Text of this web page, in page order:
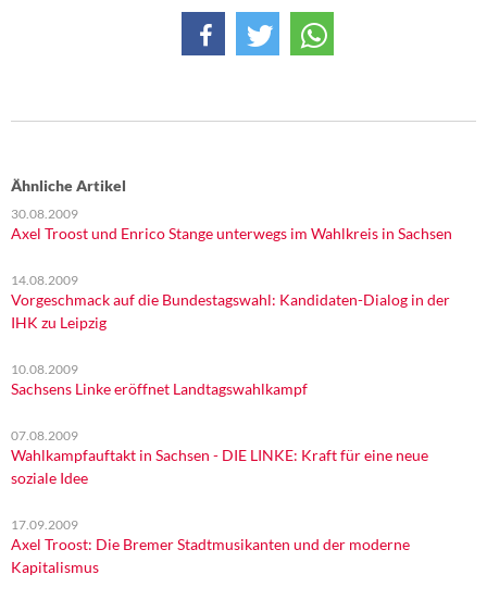
Ähnliche Artikel
30.08.2009
Axel Troost und Enrico Stange unterwegs im Wahlkreis in Sachsen
14.08.2009
Vorgeschmack auf die Bundestagswahl: Kandidaten-Dialog in der
IHK zu Leipzig
10.08.2009
Sachsens Linke eröffnet Landtagswahlkampf
07.08.2009
Wahlkampfauftakt in Sachsen - DIE LINKE: Kraft für eine neue
soziale Idee
17.09.2009
Axel Troost: Die Bremer Stadtmusikanten und der moderne
Kapitalismus